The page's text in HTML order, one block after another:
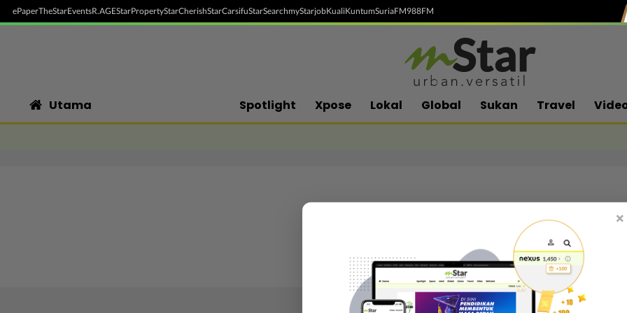
ePaperTheStarEventsR.AGEStarPropertyStarCherishStarCarsifuStarSearchmyStarjobKualiKuntumSuriaFM988FM
Utama Spotlight Xpose Lokal Global Sukan Travel
Follow media sosial kami
×